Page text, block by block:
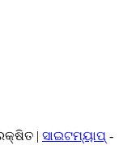
| ସାଇଟମ୍ୟାପ୍ -